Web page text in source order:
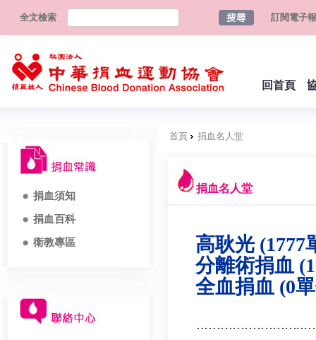
全文檢索 訂閱電子報
回首頁
捐血須知
捐血百科
衛教專區
首頁 捐血名人堂
捐血名人堂
高耿光 (1777
分離術捐血
全血捐血 (0